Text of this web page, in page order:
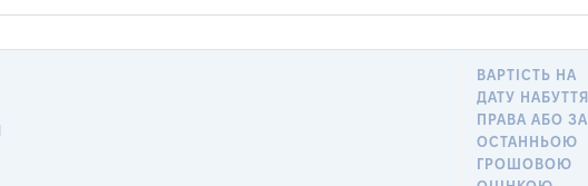
ВАРТІСТЬ НА
ДАТУ НАБУТТЯ
ПРАВА АБО ЗА
ОСТАННЬОЮ
ГРОШОВОЮ